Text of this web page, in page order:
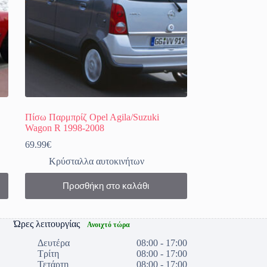
Πίσω Παρμπρίζ Opel Agila/Suzuki
Wagon R 1998-2008
69.99€
Κρύσταλλα αυτοκινήτων
Προσθήκη στο καλάθι
Ώρες λειτουργίας Ανοιχτό τώρα
Δευτέρα
08:00 - 17:00
Τρίτη
08:00 - 17:00
Τετάρτη
08:00 - 17:00